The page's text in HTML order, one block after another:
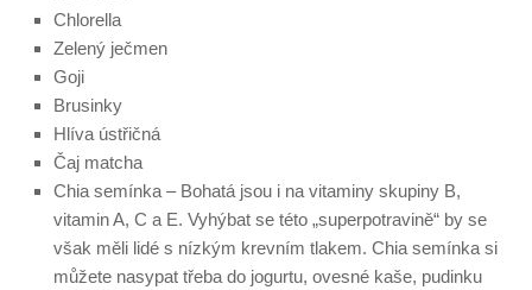
Chlorella
Zelený ječmen
Goji
Brusinky
Hlíva ústřičná
Čaj matcha
Chia semínka – Bohatá jsou i na vitaminy skupiny B,
vitamin A, C a E. Vyhýbat se této „superpotravině“ by se
však měli lidé s nízkým krevním tlakem. Chia semínka si
můžete nasypat třeba do jogurtu, ovesné kaše, pudinku